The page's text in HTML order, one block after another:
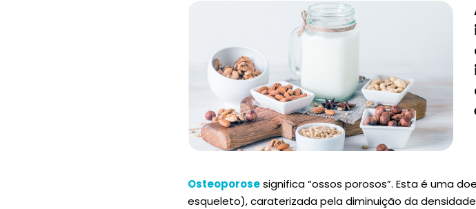
Osteoporosesignifica “ossos porosos”. Esta é uma
esqueleto), caraterizada pela diminuição da